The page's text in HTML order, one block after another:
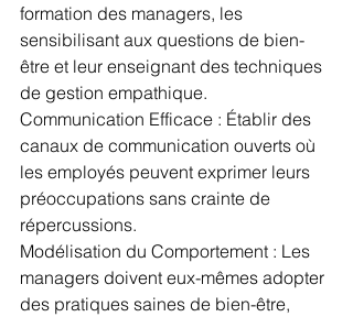
formation des managers, les
sensibilisant aux questions de bien-
être et leur enseignant des techniques
de gestion empathique.
Communication Efficace : Établir des
canaux de communication ouverts où
les employés peuvent exprimer leurs
préoccupations sans crainte de
répercussions.
Modélisation du Comportement : Les
managers doivent eux-mêmes adopter
des pratiques saines de bien-être,